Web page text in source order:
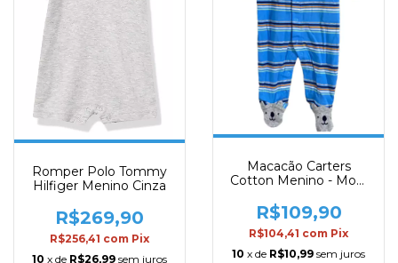
Romper Polo Tommy
Hilfiger Menino Cinza
R$269,90
R$256,41 com Pix
10 x de R$26,99 sem juros
Macacão Carters
Cotton Menino - Mod.
R$109,90
R$104,41 com Pix
10 x de R$10,99 sem juros